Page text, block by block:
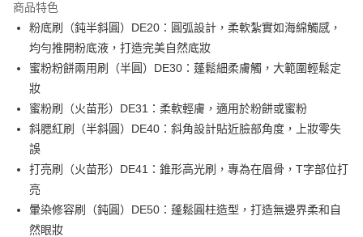
合作金庫商業銀行
華南商業銀行
彰化商業銀行
上海商業儲蓄銀行
台北富邦商業銀行
國泰世華商業銀行
兆豐國際商業銀行
臺灣中小企業銀行
匯豐（台灣）商業銀行
華泰商業銀行
聯邦商業銀行
遠東國際商業銀行
元大商業銀行
永豐商業銀行
玉山商業銀行
台新國際商業銀行
中國信託商業銀行
台灣樂天信用卡公司
6 期 0 利率 每期
華南商業銀行
彰化商業銀行
上海商業儲蓄銀行
台北富邦商業銀行
國泰世華商業銀行
臺灣中小企業銀行
台中商業銀行
匯豐（台灣）商業銀行
華泰商業銀行
聯邦商業銀行
元大商業銀行
玉山商業銀行
星展（台灣）商業銀行
台新國際商業銀行
台灣樂天信用卡公司
超商取貨付款
LINE Pay
Apple Pay
街口支付
悠遊付
Google Pay
全盈+PAY
商品特色
粉底刷（鈍半斜圓）DE20：圓弧設計，柔軟紮實如海綿觸感，
均勻推開粉底液，打造完美自然底妝
蜜粉粉餅兩用刷（半圓）DE30：蓬鬆細柔膚觸，大範圍輕鬆定
妝
蜜粉刷（火苗形）DE31：柔軟輕膚，適用於粉餅或蜜粉
斜腮紅刷（半斜圓）DE40：斜角設計貼近臉部角度，上妝零失
誤
打亮刷（火苗形）DE41：錐形高光刷，專為在眉骨，T字部位打
亮
暈染修容刷（鈍圓）DE50：蓬鬆圓柱造型，打造無邊界柔和自
然眼妝